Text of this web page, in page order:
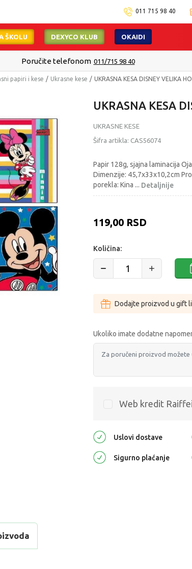
011 715 98 40
ŠKOLU DEXYCO KLUB OKAIDI
Poručite telefonom 011/715 98 40
papiri i kese Ukrasne kese UKRASNA KESA DISNEY VELIKA
UKRASNA KESA
UKRASNE KESE
Šifra artikla: CAS56074
Papir 128g, sjajna laminacija
Dimenzije: 45,7x33x10,2cm
porekla: Kina ... Detaljnije
119,00 RSD
Količina:
Dodajte proizvod u gift
Ukoliko imate dodatne
Web kredit
Uslovi dostave
Sigurno plaćanje